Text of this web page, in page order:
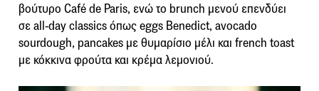
βούτυρο Café de Paris, ενώ το brunch μενού επενδύει
σε all-day classics όπως eggs Benedict, avocado
sourdough, pancakes με θυμαρίσιο μέλι και french toast
με κόκκινα φρούτα και κρέμα λεμονιού.